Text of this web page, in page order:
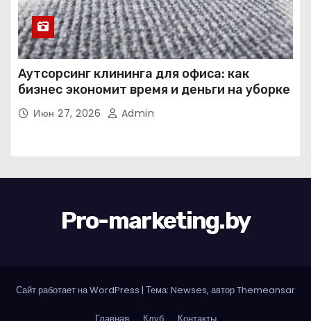
Аутсорсинг клининга для офиса: как
бизнес экономит время и деньги на уборке
Июн 27, 2026 Admin
Pro-marketing.by
Сайт работает на WordPress | Тема: Newses, авторThemeansar